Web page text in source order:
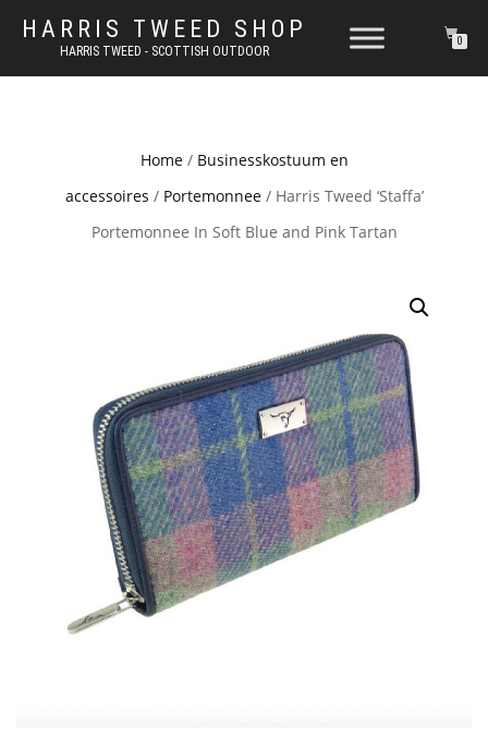
HARRIS TWEED SHOP
HARRIS TWEED - SCOTTISH OUTDOOR
0
Home/ Businesskostuum en
accessoires / Portemonnee/ Harris Tweed ‘Staffa’
Portemonnee In Soft Blue and Pink Tartan